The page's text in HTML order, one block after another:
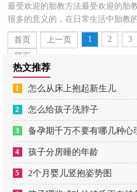
最受欢迎的胎教方法最受欢迎的胎
很多的意义的，在日常生活中胎教
来说也是有不同的收获的，那么以
首页
上一页 1 2 3
尾页
热文推荐
1 怎么从床上抱起新生儿
2 怎么给孩子洗脖子
3 备孕期千万不要有哪几种心
4 孩子分房睡的年龄
5 2个月婴儿竖抱姿势图